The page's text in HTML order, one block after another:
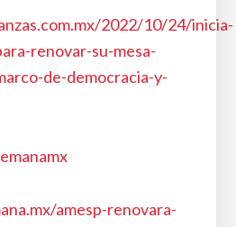
2022/10/24/inicia-
renovar-su-mesa-
de-democracia-y-
amesp-renovara-